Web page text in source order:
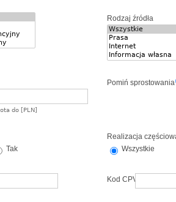
Rodzaj źródła
do [PLN]
Pomiń sprostowania
Tak
Realizacja
Wszystkie
Kod CPV